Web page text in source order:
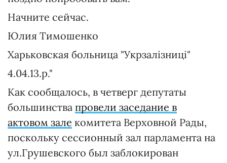
Начните сейчас.
Юлия Тимошенко
Харьковская больница "Укрзалізниці"
4.04.13.р."
Как сообщалось, в четверг депутаты
большинства провели заседание в
актовом зале комитета Верховной Рады,
поскольку сессионный зал парламента на
ул.Грушевского был заблокирован